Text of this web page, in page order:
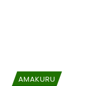
AMAKURU